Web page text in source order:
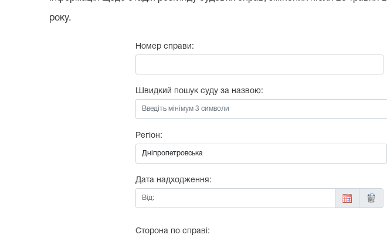
року.
Номер справи:
Швидкий пошук суду за назвою:
Регіон:
Дата надходження:
Від:
Сторона по справі: